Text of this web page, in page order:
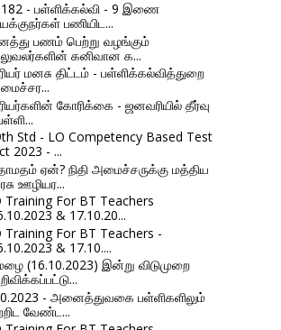
182 - பள்ளிக்கல்வி - 9 இணை
பணியிட...
பணம் பெற்று வழங்கும்
கனிவான க...
மனசு திட்டம் - பள்ளிக்கல்வித்துறை
கோரிக்கை - ஜனவரியில் தீர்வு
Std - LO Competency Based Test
2023 - ...
ஏன்? நிதி அமைச்சருக்கு மத்திய
ஊழியர...
Training For BT Teachers
& 17.10.20...
Training For BT Teachers -
& 17.10....
(16.10.2023) இன்று விடுமுறை
- அனைத்துவகை பள்ளிகளிலும்
வேண்ட...